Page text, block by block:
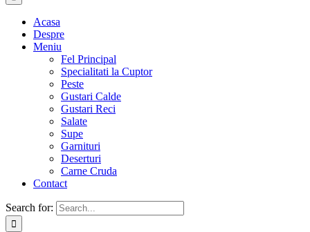
Acasa
Despre
Meniu
Fel Principal
Specialitati la Cuptor
Peste
Gustari Calde
Gustari Reci
Salate
Supe
Garnituri
Deserturi
Carne Cruda
Contact
Search for: